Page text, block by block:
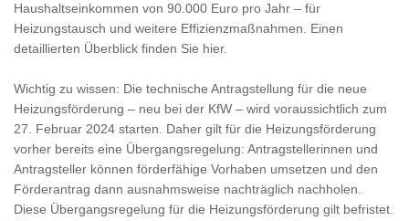
Haushaltseinkommen von 90.000 Euro pro Jahr – für
Heizungstausch und weitere Effizienzmaßnahmen. Einen
detaillierten Überblick finden Sie hier.
Wichtig zu wissen: Die technische Antragstellung für die neue
Heizungsförderung – neu bei der KfW – wird voraussichtlich zum
27. Februar 2024 starten. Daher gilt für die Heizungsförderung
vorher bereits eine Übergangsregelung: Antragstellerinnen und
Antragsteller können förderfähige Vorhaben umsetzen und den
Förderantrag dann ausnahmsweise nachträglich nachholen.
Diese Übergangsregelung für die Heizungsförderung gilt befristet.